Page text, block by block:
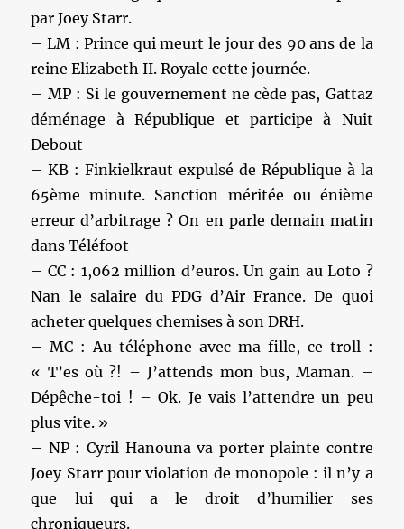
par Joey Starr.
– LM : Prince qui meurt le jour des 90 ans de la
reine Elizabeth II. Royale cette journée.
– MP : Si le gouvernement ne cède pas, Gattaz
déménage à République et participe à Nuit
Debout
– KB : Finkielkraut expulsé de République à la
65ème minute. Sanction méritée ou énième
erreur d’arbitrage ? On en parle demain matin
dans Téléfoot
– CC : 1,062 million d’euros. Un gain au Loto ?
Nan le salaire du PDG d’Air France. De quoi
acheter quelques chemises à son DRH.
– MC : Au téléphone avec ma fille, ce troll :
« T’es où ?! – J’attends mon bus, Maman. –
Dépêche-toi ! – Ok. Je vais l’attendre un peu
plus vite. »
– NP : Cyril Hanouna va porter plainte contre
Joey Starr pour violation de monopole : il n’y a
que lui qui a le droit d’humilier ses
chroniqueurs.